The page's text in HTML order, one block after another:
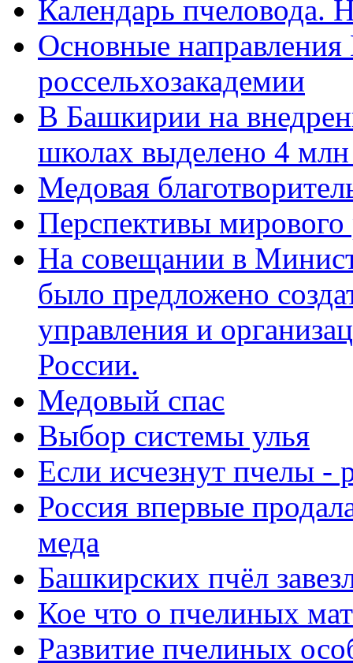
Календарь пчеловода.
Основные
россельхозакадемии
В Башкирии на
школах выделено 4
Медовая
Перспективы
На совещании в
было предложено
управления и
России.
Медовый спас
Выбор системы улья
Если исчезнут пчелы -
Россия впервые
меда
Башкирских пчёл
Кое что о пчелиных
Развитие пчелиных